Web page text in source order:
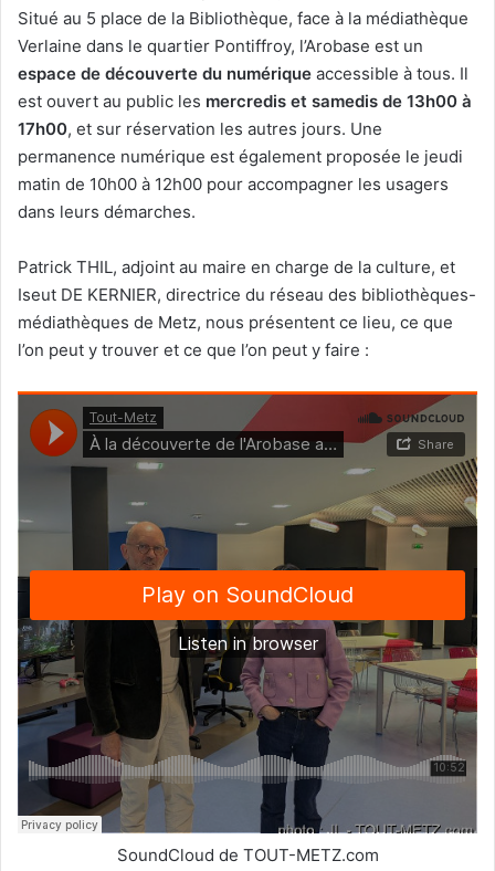
Situé au 5 place de la Bibliothèque, face à la médiathèque
Verlaine dans le quartier Pontiffroy, l’Arobase est un
espace de découverte du numérique accessible à tous. Il
est ouvert au public les mercredis et samedis de 13h00 à
17h00, et sur réservation les autres jours. Une
permanence numérique est également proposée le jeudi
matin de 10h00 à 12h00 pour accompagner les usagers
dans leurs démarches.
Patrick THIL, adjoint au maire en charge de la culture, et
Iseut DE KERNIER, directrice du réseau des bibliothèques-
médiathèques de Metz, nous présentent ce lieu, ce que
l’on peut y trouver et ce que l’on peut y faire :
SoundCloud de TOUT-METZ.com